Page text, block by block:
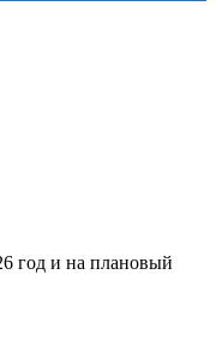
год и на плановый